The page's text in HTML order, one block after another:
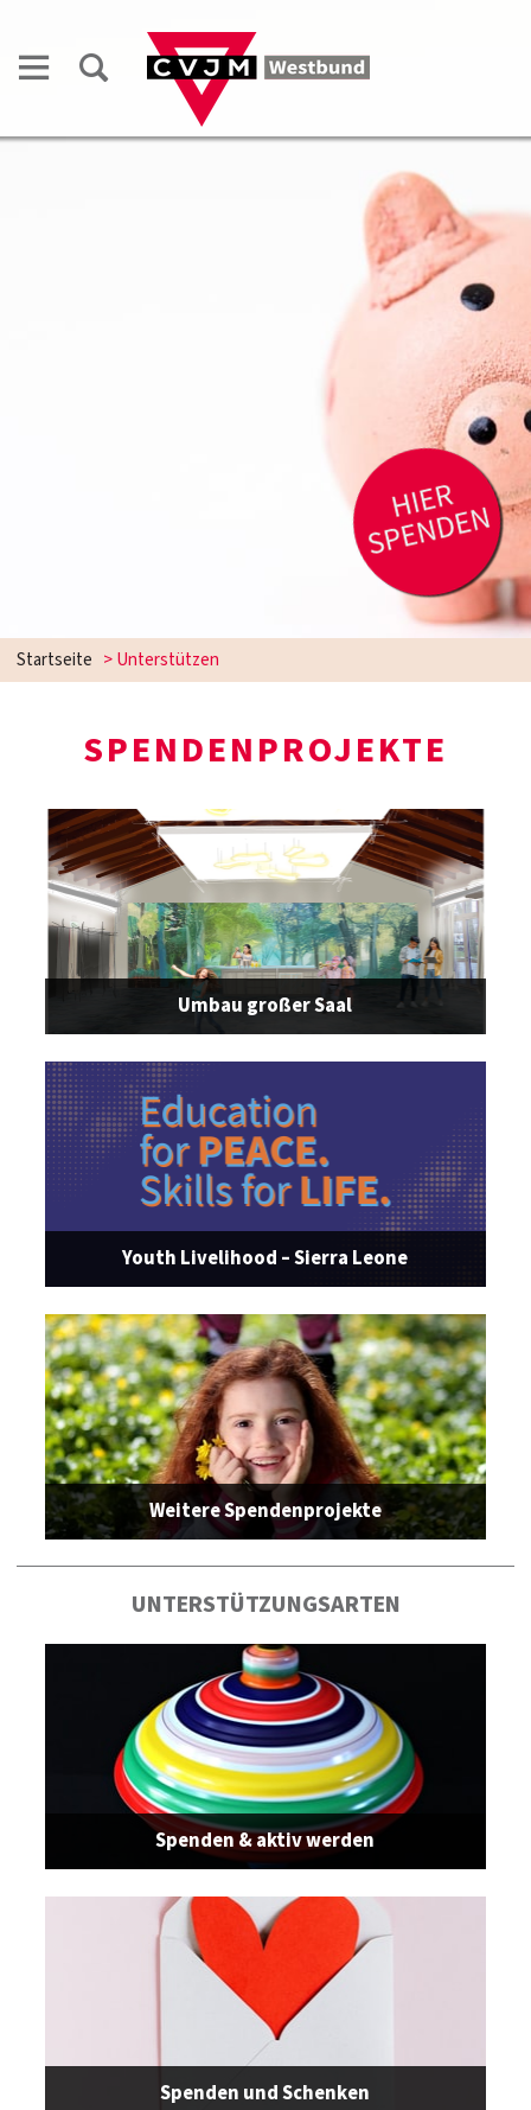
Startseite >Unterstützen
SPENDENPROJEKTE
Umbau großer Saal
Youth Livelihood – Sierra Leone
Weitere Spendenprojekte
UNTERSTÜTZUNGSARTEN
Spenden & aktiv werden
Spenden und Schenken